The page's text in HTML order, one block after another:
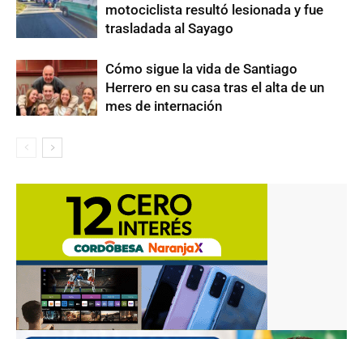
motociclista resultó lesionada y fue
trasladada al Sayago
Cómo sigue la vida de Santiago
Herrero en su casa tras el alta de un
mes de internación